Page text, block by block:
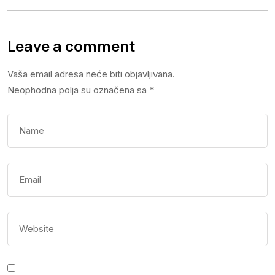
Leave a comment
Vaša email adresa neće biti objavljivana.
Neophodna polja su označena sa *